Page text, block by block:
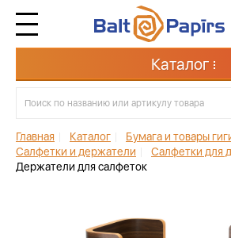
Каталог
Главная Каталог Бумага и товары
Салфетки и держатели
Салфетки для
Держатели для салфеток